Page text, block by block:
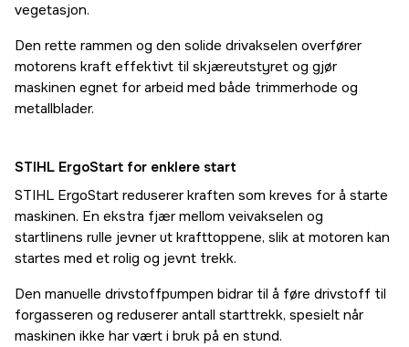
vegetasjon.
Den rette rammen og den solide drivakselen overfører
motorens kraft effektivt til skjæreutstyret og gjør
maskinen egnet for arbeid med både trimmerhode og
metallblader.
STIHL ErgoStart for enklere start
STIHL ErgoStart reduserer kraften som kreves for å starte
maskinen. En ekstra fjær mellom veivakselen og
startlinens rulle jevner ut krafttoppene, slik at motoren kan
startes med et rolig og jevnt trekk.
Den manuelle drivstoffpumpen bidrar til å føre drivstoff til
forgasseren og reduserer antall starttrekk, spesielt når
maskinen ikke har vært i bruk på en stund.